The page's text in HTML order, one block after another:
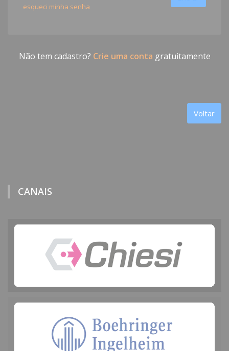
esqueci minha senha
Não tem cadastro? Crie uma conta gratuitamente
Voltar
CANAIS